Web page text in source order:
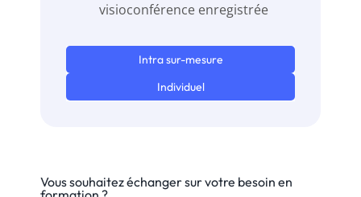
visioconférence enregistrée
Intra sur-mesure
Individuel
Vous souhaitez échanger sur votre besoin en